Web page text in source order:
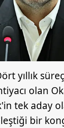
yıllık
olan
tek aday
bir